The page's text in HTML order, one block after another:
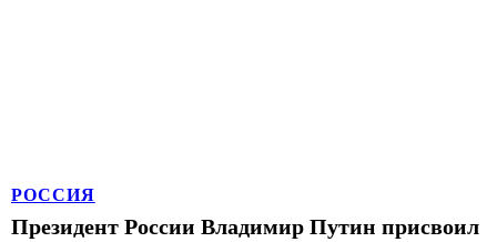
РОССИЯ
Президент России Владимир Путин присвоил